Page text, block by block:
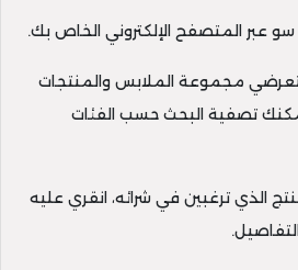
مجموعة الملابس والمنتجات
تصفية البحث حسب الفئات
الذي ترغبين في شرائه، انقري عليه